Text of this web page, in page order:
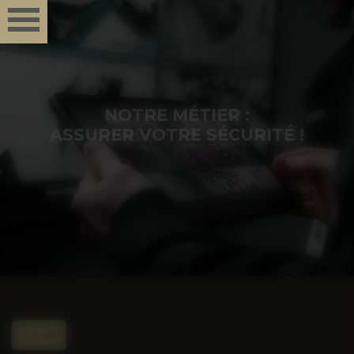
Panneau de gestion des cookies
NOTRE MÉTIER :
ASSURER VOTRE SÉCURITÉ !